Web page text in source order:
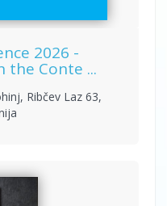
2026 -
the Conte ...
Ribčev Laz 63,